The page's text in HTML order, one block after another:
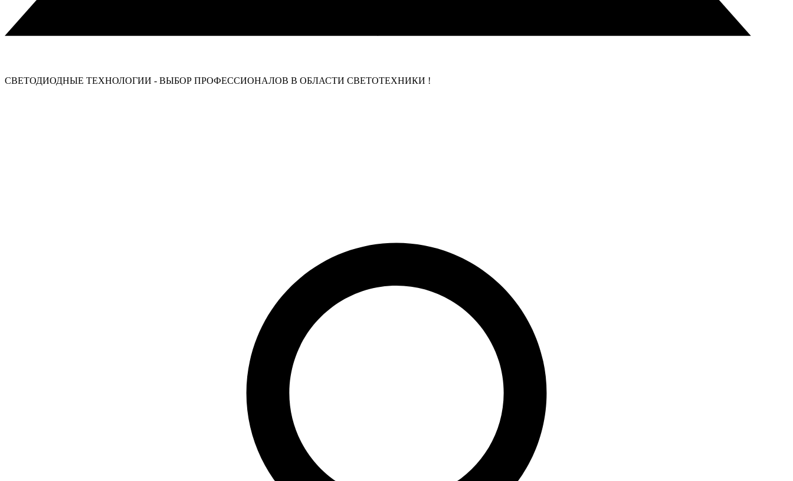
СВЕТОДИОДНЫЕ ТЕХНОЛОГИИ - ВЫБОР ПРОФЕССИОНАЛОВ В ОБЛАСТИ СВЕТОТЕХНИКИ !